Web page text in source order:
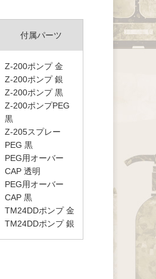
付属パーツ
Z-200ポンプ 金
Z-200ポンプ 銀
Z-200ポンプ 黒
Z-200ポンプPEG
黒
Z-205スプレー
PEG 黒
PEG用オーバー
CAP 透明
PEG用オーバー
CAP 黒
TM24DDポンプ 金
TM24DDポンプ 銀